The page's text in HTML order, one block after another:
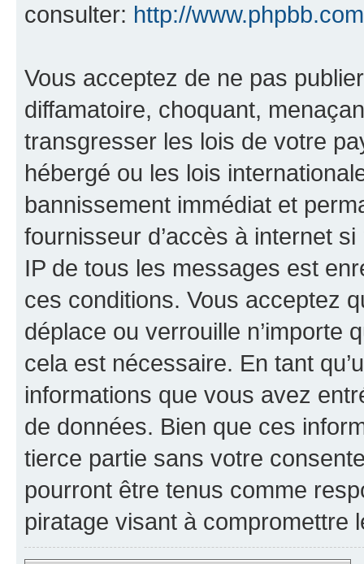
consulter: http://
Vous acceptez de ne pas
diffamatoire, choquant,
transgresser les lois de votre
hébergé ou les lois
bannissement immédiat et
fournisseur d’accès à internet
IP de tous les messages est
ces conditions. Vous acceptez
déplace ou verrouille n’importe
cela est nécessaire. En tant
informations que vous avez
de données. Bien que ces
tierce partie sans votre
pourront être tenus comme
piratage visant à compromettre